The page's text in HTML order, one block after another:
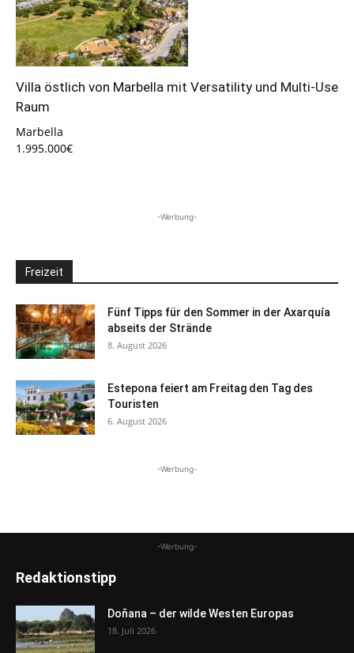
Villa östlich von Marbella mit Versatility und Multi-Use
Raum
Marbella
1.995.000€
-Werbung-
Freizeit
Fünf Tipps für den Sommer in der Axarquía
abseits der Strände
8. August 2026
Estepona feiert am Freitag den Tag des
Touristen
6. August 2026
-Werbung-
-Werbung-
Redaktionstipp
Doñana – der wilde Westen Europas
18. Juli 2026